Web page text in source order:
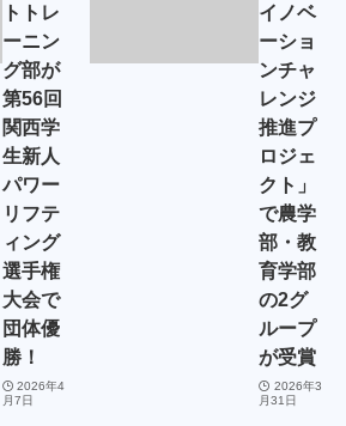
トトレ
ーニン
グ部が
第56回
関西学
生新人
パワー
リフテ
ィング
選手権
大会で
団体優
勝！
2026年4
月7日
イノベ
ーショ
ンチャ
レンジ
推進プ
ロジェ
クト」
で農学
部・教
育学部
の2グ
ループ
が受賞
2026年3
月31日